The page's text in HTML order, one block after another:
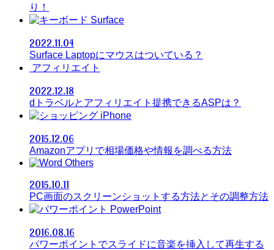
り！
Surface
2022.11.04
Surface Laptopにマウスはついている？
アフィリエイト
2022.12.18
dトラベルとアフィリエイト提携できるASPは？
iPhone
2015.12.06
Amazonアプリで相場価格や情報を調べる方法
Others
2015.10.11
PC画面のスクリーンショットする方法とその調整方法
PowerPoint
2016.08.16
パワーポイントでスライドに音楽を挿入して再生する